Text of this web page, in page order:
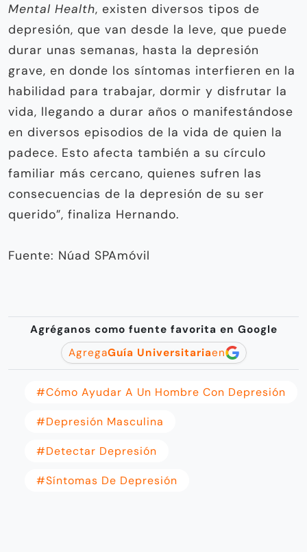
Mental Health, existen diversos tipos de
depresión, que van desde la leve, que puede
durar unas semanas, hasta la depresión
grave, en donde los síntomas interfieren en la
habilidad para trabajar, dormir y disfrutar la
vida, llegando a durar años o manifestándose
en diversos episodios de la vida de quien la
padece. Esto afecta también a su círculo
familiar más cercano, quienes sufren las
consecuencias de la depresión de su ser
querido”, finaliza Hernando.
Fuente: Núad SPAmóvil
Agréganos como fuente favorita en Google
AgregaGuía Universitariaen
#cómo Ayudar A Un Hombre Con Depresión
#depresión Masculina
#detectar Depresión
#síntomas De Depresión